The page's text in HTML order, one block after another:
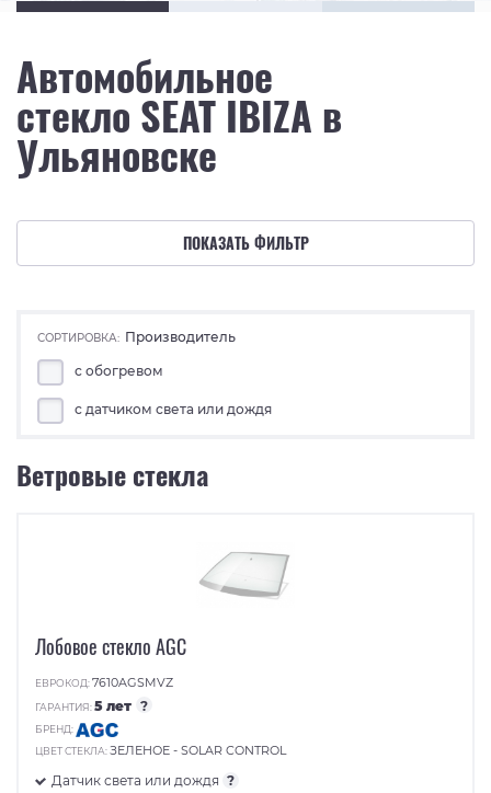
Автомобильное
стекло SEAT IBIZA в
Ульяновске
ПОКАЗАТЬ ФИЛЬТР
СОРТИРОВКА: Производитель
с обогревом
с датчиком света или дождя
Ветровые стекла
Лобовое стекло AGC
ЕВРОКОД:7610AGSMVZ
ГАРАНТИЯ:5 лет ?
БРЕНД:
ЦВЕТ СТЕКЛА:ЗЕЛЕНОЕ - SOLAR CONTROL
Датчик света или дождя ?